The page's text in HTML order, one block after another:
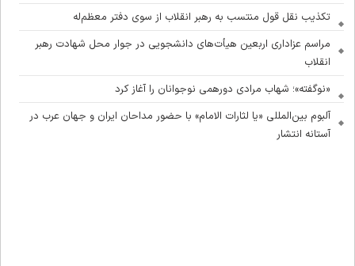
تکذیب نقل قول منتسب به رهبر انقلاب از سوی دفتر معظم‌له
مراسم عزاداری اربعین هیأت‌های دانشجویی در جوار محل شهادت رهبر
انقلاب
«نوگفته»؛ شهاب مرادی دورهمی نوجوانان را آغاز کرد
آلبوم بین‌المللی «یا لثارات الامام» با حضور مداحان ایران و جهان عرب در
آستانه انتشار